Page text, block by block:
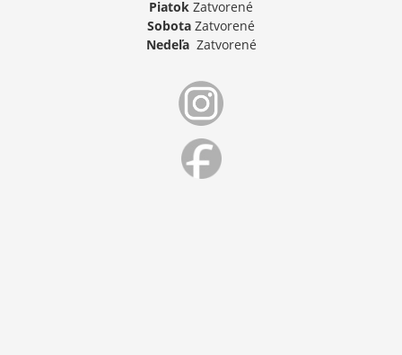
Piatok Zatvorené
Sobota Zatvorené
NedeľaZatvorené